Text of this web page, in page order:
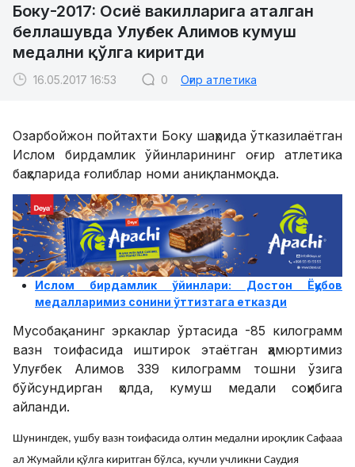
Боку-2017: Осиё вакилларига аталган
беллашувда Улуғбек Алимов кумуш
медални қўлга киритди
16.05.2017 16:53 0 Оғир атлетика
Озарбойжон пойтахти Боку шаҳрида ўтказилаётган
Ислом бирдамлик ўйинларининг оғир атлетика
баҳсларида ғолиблар номи аниқланмоқда.
Ислом бирдамлик ўйинлари: Достон Ёқубов
медалларимиз сонини ўттизтага етказди
Мусобақанинг эркаклар ўртасида -85 килограмм
вазн тоифасида иштирок этаётган ҳамюртимиз
Улуғбек Алимов 339 килограмм тошни ўзига
бўйсундирган ҳолда, кумуш медали соҳибига
айланди.
Шунингдек, ушбу вазн тоифасида олтин медални ироқлик Сафааа
ал Жумайли қўлга киритган бўлса, кучли учликни Саудия